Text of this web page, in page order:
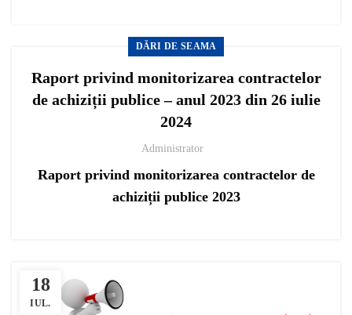
DĂRI DE SEAMA
Raport privind monitorizarea contractelor
de achiziții publice – anul 2023 din 26 iulie
2024
Administrator
Raport privind monitorizarea contractelor de
achiziții publice 2023
18
IUL.